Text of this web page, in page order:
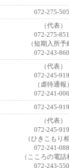
072-275-
（代表）
072-275-
（短期入所予
072-243-
（代表）
072-245-
（虐待通報
072-241-
072-245-
（代表）
072-245-
（ひきこもり
072-241-
（こころの電
072-243-